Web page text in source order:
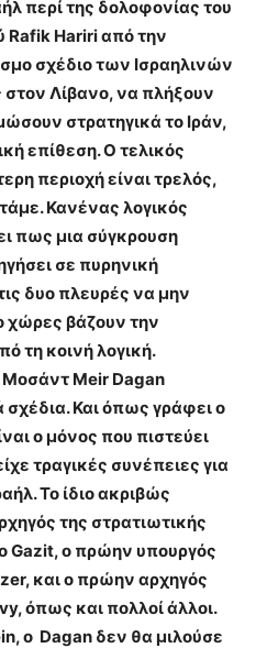
περί της δολοφονίας του
Hariri από την
σχέδιο των Ισραηλινών
στον Λίβανο, να πλήξουν
στρατηγικά το Ιράν,
επίθεση. Ο τελικός
περιοχή είναι τρελός,
Κανένας λογικός
πως μια σύγκρουση
σε πυρηνική
δυο πλευρές να μην
χώρες βάζουν την
τη κοινή λογική.
Meir Dagan
Και όπως γράφει ο
ο μόνος που πιστεύει
τραγικές συνέπειες για
Το ίδιο ακριβώς
της στρατιωτικής
Gazit, ο πρώην υπουργός
και ο πρώην αρχηγός
όπως και πολλοί άλλοι.
ο Dagan δεν θα μιλούσε